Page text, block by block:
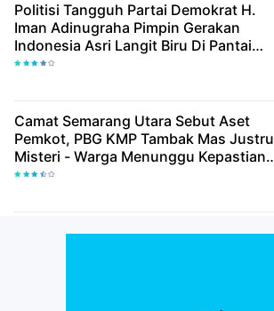
Politisi Tangguh Partai Demokrat H.
Iman Adinugraha Pimpin Gerakan
Indonesia Asri Langit Biru Di Pantai
Citepus
Camat Semarang Utara Sebut Aset
Pemkot, PBG KMP Tambak Mas Justru
Misteri - Warga Menunggu Kepastian
Hukum